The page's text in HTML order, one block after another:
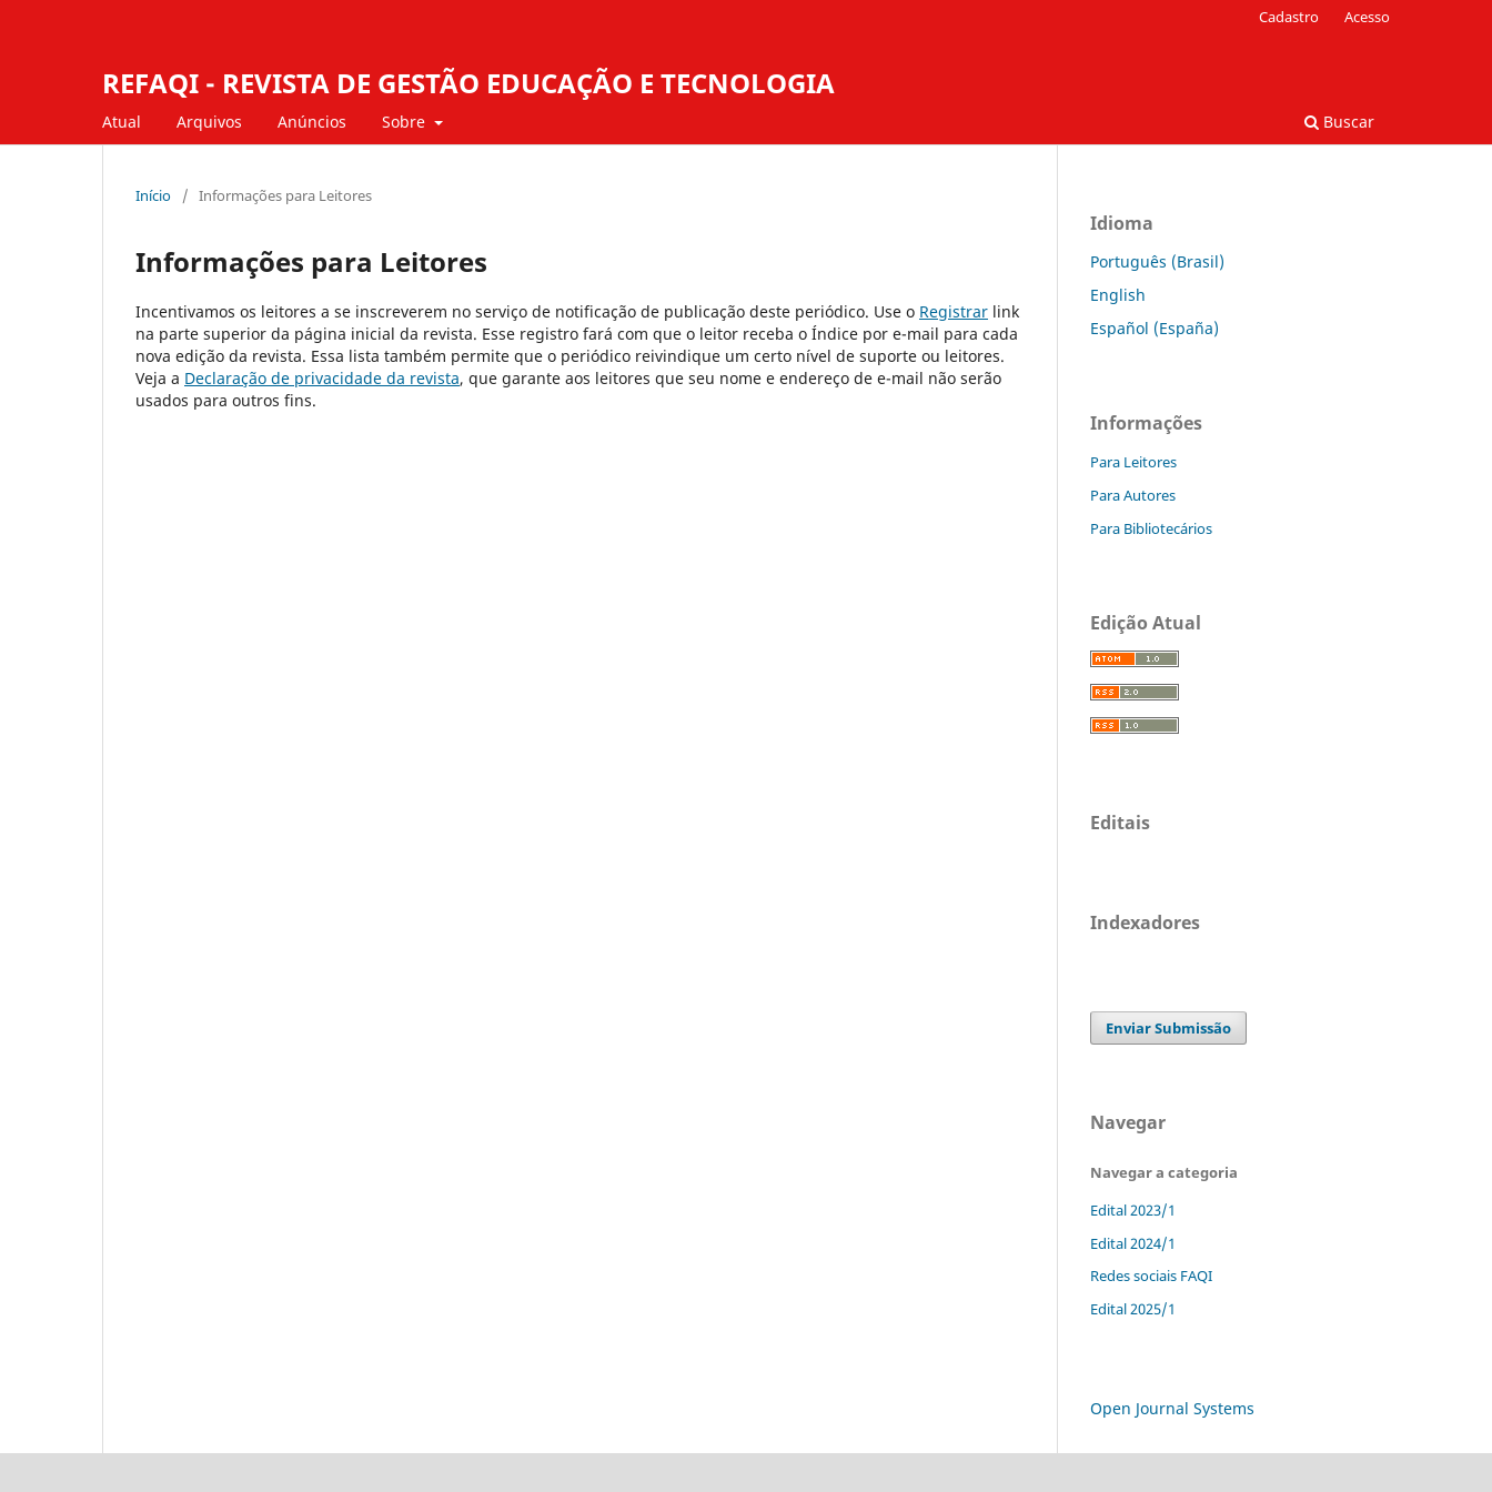
REFAQI - REVISTA DE GESTÃO EDUCAÇÃO E TECNOLOGIA
Atual Arquivos Anúncios Sobre Buscar
Cadastro Acesso
Início / Informações para Leitores
Informações para Leitores
Incentivamos os leitores a se inscreverem no serviço de notificação de publicação deste periódico. Use o Registrar link
na parte superior da página inicial da revista. Esse registro fará com que o leitor receba o Índice por e-mail para cada
nova edição da revista. Essa lista também permite que o periódico reivindique um certo nível de suporte ou leitores.
Veja a Declaração de privacidade da revista, que garante aos leitores que seu nome e endereço de e-mail não serão
usados para outros fins.
Idioma
Português (Brasil)
English
Español (España)
Informações
Para Leitores
Para Autores
Para Bibliotecários
Edição Atual
Editais
Indexadores
Enviar Submissão
Navegar
Navegar a categoria
Edital 2023/1
Edital 2024/1
Redes sociais FAQI
Edital 2025/1
Open Journal Systems